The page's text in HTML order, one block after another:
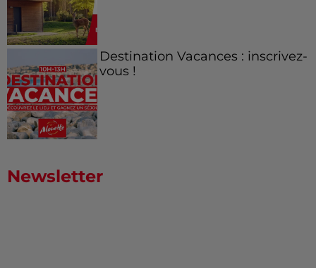
Destination Vacances : inscrivez-
vous !
Newsletter